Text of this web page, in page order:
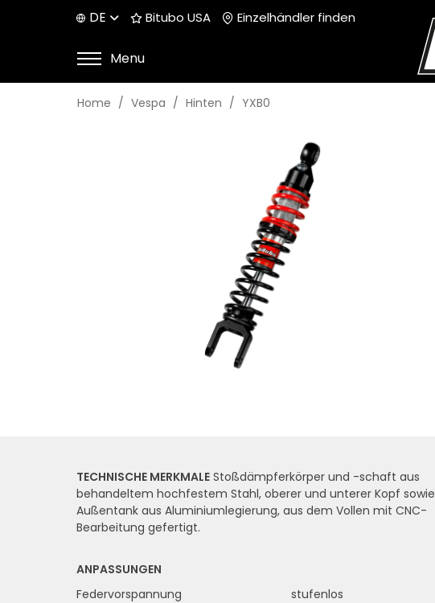
DE Bitubo USA Einzelhändler finden
Menu
Home Vespa Hinten YXB0
TECHNISCHE MERKMALE Stoßdämpferkörper und -schaft aus
behandeltem hochfestem Stahl, oberer und unterer Kopf sowie
Außentank aus Aluminiumlegierung, aus dem Vollen mit CNC-
Bearbeitung gefertigt.
ANPASSUNGEN
Federvorspannung stufenlos